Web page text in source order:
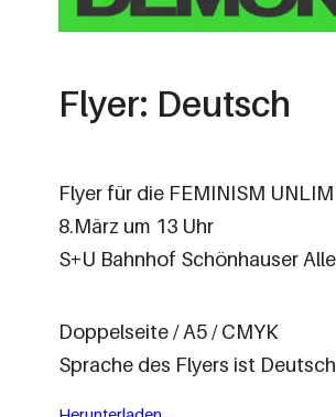
Flyer: Deutsch
Flyer für die FEMINISM
8.März um 13 Uhr
S+U Bahnhof Schönhauser
Doppelseite / A5 / CMYK
Sprache des Flyers ist